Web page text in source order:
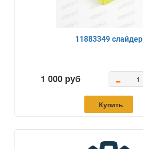
11883349 слайдер
1 000 руб -
Купить